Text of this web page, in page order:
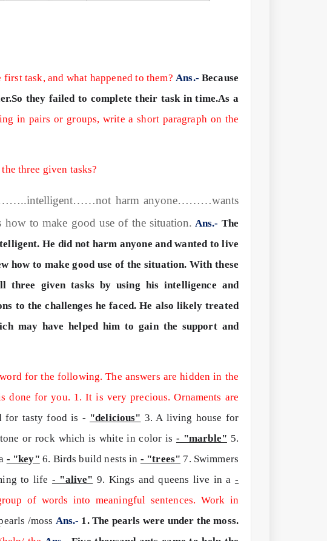
task, and what happened to them? Ans.- Because
they failed to complete their task in time.As a
in pairs or groups, write a short paragraph on the
three given tasks?
harm anyone………wants
to make good use of the situation. Ans.- The
He did not harm anyone and wanted to live
how to make good use of the situation. With these
three given tasks by using his intelligence and
to the challenges he faced. He also likely treated
may have helped him to gain the support and
for the following. The answers are hidden in the
done for you. 1. It is very precious. Ornaments are
for tasty food is - "delicious" 3. A living house for
or rock which is white in color is - "marble" 5.
- "key" 6. Birds build nests in - "trees" 7. Swimmers
to life - "alive" 9. Kings and queens live in a -
of words into meaningful sentences. Work in
/moss Ans.- 1. The pearls were under the moss.